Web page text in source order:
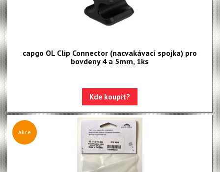
capgo OL Clip Connector (nacvakávací spojka) pro
bovdeny 4 a 5mm, 1ks
Kde koupit?
Akce